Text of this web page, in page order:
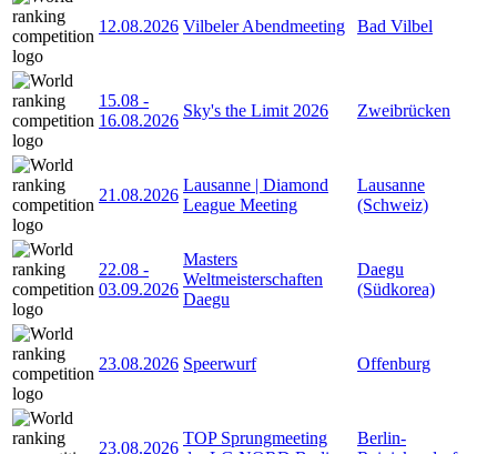
12.08.2026 Vilbeler Abendmeeting Bad Vilbel
15.08 -
16.08.2026
Sky's the Limit 2026 Zweibrücken
21.08.2026
Lausanne | Diamond
League Meeting
Lausanne
(Schweiz)
22.08 -
03.09.2026
Masters
Weltmeisterschaften
Daegu
Daegu
(Südkorea)
23.08.2026 Speerwurf Offenburg
23.08.2026
TOP Sprungmeeting
Berlin-